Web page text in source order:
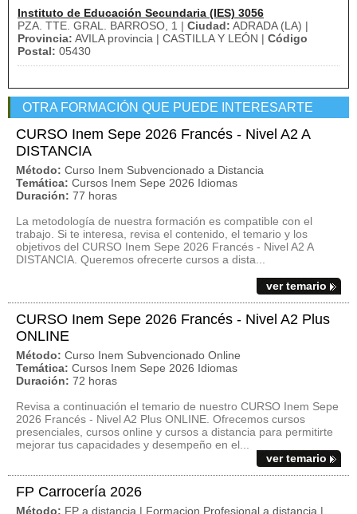
Instituto de Educación Secundaria (IES) 3056
PZA. TTE. GRAL. BARROSO, 1 | Ciudad: ADRADA (LA) |
Provincia: AVILA provincia | CASTILLA Y LEÓN | Código
Postal: 05430
OTRA FORMACIÓN QUE PUEDE INTERESARTE
CURSO Inem Sepe 2026 Francés - Nivel A2 A
DISTANCIA
Método: Curso Inem Subvencionado a Distancia
Temática: Cursos Inem Sepe 2026 Idiomas
Duración: 77 horas
La metodología de nuestra formación es compatible con el
trabajo. Si te interesa, revisa el contenido, el temario y los
objetivos del CURSO Inem Sepe 2026 Francés - Nivel A2 A
DISTANCIA. Queremos ofrecerte cursos a dista...
ver temario
CURSO Inem Sepe 2026 Francés - Nivel A2 Plus
ONLINE
Método: Curso Inem Subvencionado Online
Temática: Cursos Inem Sepe 2026 Idiomas
Duración: 72 horas
Revisa a continuación el temario de nuestro CURSO Inem Sepe
2026 Francés - Nivel A2 Plus ONLINE. Ofrecemos cursos
presenciales, cursos online y cursos a distancia para permitirte
mejorar tus capacidades y desempeño en el...
ver temario
FP Carrocería 2026
Método: FP a distancia | Formacion Profesional a distancia |